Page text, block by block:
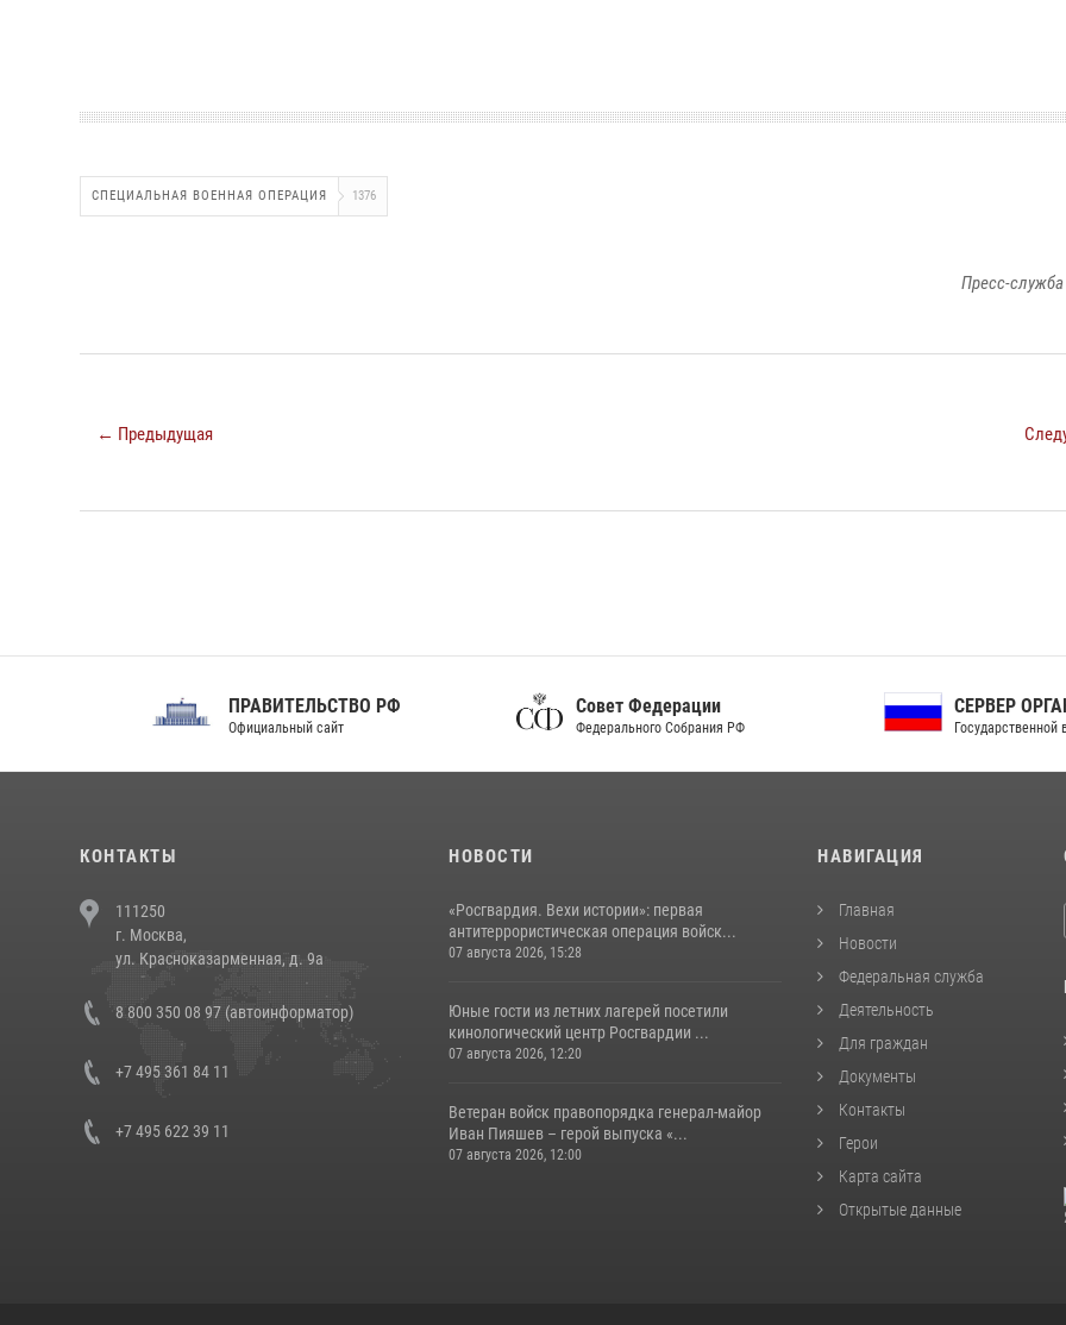
СПЕЦИАЛЬНАЯ ВОЕННАЯ ОПЕРАЦИЯ 1376
Пресс-служба
← Предыдущая
ПРАВИТЕЛЬСТВО РФ
Официальный сайт
Совет Федерации
Федерального Собрания РФ
СЕРВЕР ОРГАНОВ
Государственной власти РФ
КОНТАКТЫ
111250
г. Москва,
ул. Красноказарменная, д. 9а
8 800 350 08 97 (автоинформатор)
+7 495 361 84 11
+7 495 622 39 11
НОВОСТИ
«Росгвардия. Вехи истории»: первая
антитеррористическая операция войск...
07 августа 2026, 15:28
Юные гости из летних лагерей посетили
кинологический центр Росгвардии ...
07 августа 2026, 12:20
Ветеран войск правопорядка генерал-майор
Иван Пияшев – герой выпуска «...
07 августа 2026, 12:00
НАВИГАЦИЯ
Главная
Новости
Федеральная служба
Деятельность
Для граждан
Документы
Контакты
Герои
Карта сайта
Открытые данные